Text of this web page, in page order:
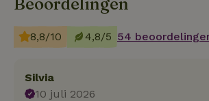
8,8/10 4,8/5 54
Silvia
10 juli 2026